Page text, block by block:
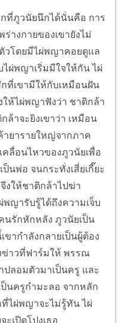
ที่ภูวนัยนึกได้นั่นคือ การ
างกายของเขายังไม่
วโดยมีไผ่พญาคอยดูแล
ผ่พญาเริ่มมีใจให้กัน ไผ่
ที่เขามีให้กับเหมือนฝัน
ให้ไผ่พญาฟังว่า ชาติกล้า
าจะยิงเขาว่า เหมือน
ายารายใหญ่จากภาค
ลื่อนไหวของภูวนัยเพื่อ
นพ่อ จนกระทั่งเสี่ยเกี๊ยะ
งให้ชาติกล้าไปฆ่า
พญารับรู้ได้ถึงความเจ็บ
รักหักหลัง ภูวนัยเป็น
ากำลังกลายเป็นผู้ต้อง
ข่าวที่ฟาร์มให้ พรรณ
ปลอมตัวมาเป็นครู และ
ป็นครูกำมะลอ จากหลัก
ไผ่พญาจะไม่รู้ทัน ไผ่
เปิดโปงเธอ